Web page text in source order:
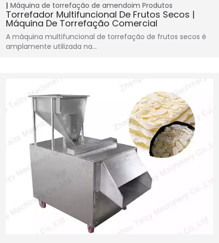
Máquina de torrefação de amendoim Produtos
Torrefador Multifuncional De Frutos Secos |
Máquina De Torrefação Comercial
A máquina multifuncional de torrefação de frutos secos é
amplamente utilizada na…